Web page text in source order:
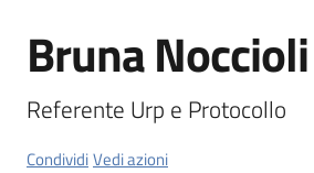
Servizi
Salta al contenuto
Bruna Noccioli
Referente Urp e Protocollo
CondividiVedi azioni